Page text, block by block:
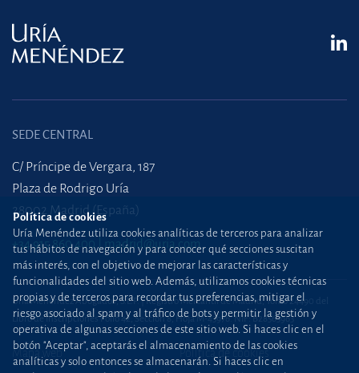
SEDE CENTRAL
C/ Príncipe de Vergara, 187
Plaza de Rodrigo Uría
28002 Madrid (España)
+34 915 860 400 madrid@uria.com
Uría Menéndez Abogados, S.L.P. | Registro Mercantil de Madrid, Tomo 24490 del
Libro de Inscripciones Folio 42, Sección 8, Hoja M-43976. NIF: B28563963
Mapa web Política de cookies
Política de cookies
Uría Menéndez utiliza cookies analíticas de terceros para analizar
tus hábitos de navegación y para conocer qué secciones suscitan
más interés, con el objetivo de mejorar las características y
funcionalidades del sitio web. Además, utilizamos cookies técnicas
propias y de terceros para recordar tus preferencias, mitigar el
riesgo asociado al spam y al tráfico de bots y permitir la gestión y
operativa de algunas secciones de este sitio web. Si haces clic en el
botón "Aceptar", aceptarás el almacenamiento de las cookies
analíticas y solo entonces se almacenarán. Si haces clic en